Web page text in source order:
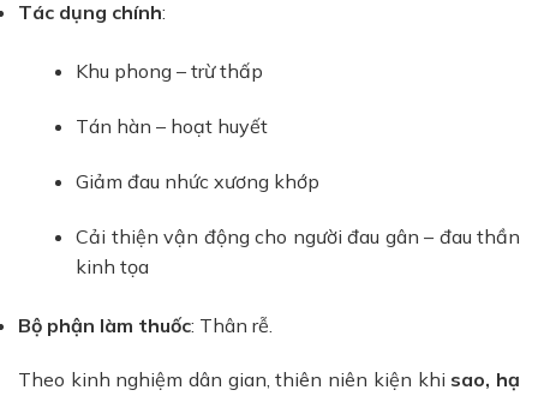
Tác dụng chính:
Khu phong – trừ thấp
Tán hàn – hoạt huyết
Giảm đau nhức xương khớp
Cải thiện vận động cho người đau gân – đau thần
kinh tọa
Bộ phận làm thuốc: Thân rễ.
Theo kinh nghiệm dân gian, thiên niên kiện khi sao, hạ